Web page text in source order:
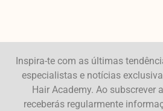
Inspira-te com as últimas
especialistas e notícias
Hair Academy. Ao subscrever
receberás regularmente